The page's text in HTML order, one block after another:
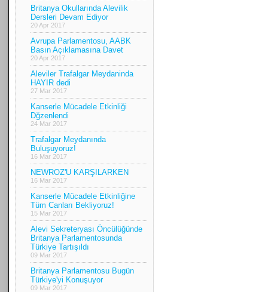
Britanya Okullarında Alevilik
Dersleri Devam Ediyor
20 Apr 2017
Avrupa Parlamentosu, AABK
Basın Açıklamasına Davet
20 Apr 2017
Aleviler Trafalgar Meydaninda
HAYIR dedi
27 Mar 2017
Kanserle Mücadele Etkinliği
Dğzenlendi
24 Mar 2017
Trafalgar Meydanında
Buluşuyoruz!
16 Mar 2017
NEWROZ'U KARŞILARKEN
16 Mar 2017
Kanserle Mücadele Etkinliğine
Tüm Canları Bekliyoruz!
15 Mar 2017
Alevi Sekreteryası Öncülüğünde
Britanya Parlamentosunda
Türkiye Tartışıldı
09 Mar 2017
Britanya Parlamentosu Bugün
Türkiye'yi Konuşuyor
09 Mar 2017